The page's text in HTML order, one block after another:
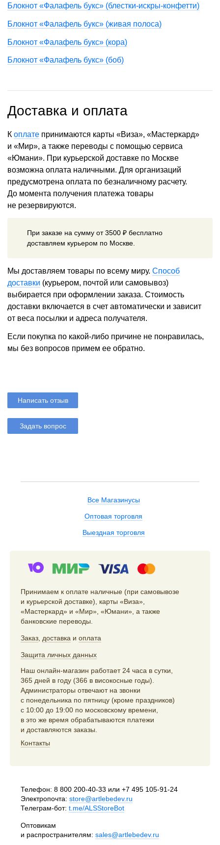
Блокнот «Фалафель букс» (блестки-искры-конфетти)
Блокнот «Фалафель букс» (живая полоса)
Блокнот «Фалафель букс» (кора)
Блокнот «Фалафель букс» (боб)
Доставка и оплата
К оплате принимаются карты «Виза», «Мастеркард»
и «Мир», а также переводы с помощью сервиса
«Юмани». При курьерской доставке по Москве
возможна оплата наличными. Для организаций
предусмотрена оплата по безналичному расчету.
До момента получения платежа товары
не резервируются.
При заказе на сумму от 3500 ₽ бесплатно
доставляем курьером по Москве.
Мы доставляем товары по всему миру. Способ
доставки (курьером, почтой или самовывоз)
выбирается при оформлении заказа. Стоимость
доставки включается в счет автоматически и зависит
от веса посылки и адреса получателя.
Если покупка по какой-либо причине не понравилась,
мы без вопросов примем ее обратно.
Написать отзыв
Задать вопрос
Все Магазинусы
Оптовая торговля
Выездная торговля
Принимаем к оплате наличные (при самовывозе
и курьерской доставке), карты «Виза»,
«Мастеркард» и «Мир», «Юмани», а также
банковские переводы.
Заказ, доставка и оплата
Защита личных данных
Наш онлайн-магазин работает 24 часа в сутки,
365 дней в году (366 в високосные годы).
Администраторы отвечают на звонки
с понедельника по пятницу (кроме праздников)
с 10:00 до 19:00 по московскому времени,
в это же время обрабатываются платежи
и доставляются заказы.
Контакты
Телефон: 8 800 200-40-33 или +7 495 105-91-24
Электропочта: store@artlebedev.ru
Телеграм-бот: t.me/ALSStoreBot
Оптовикам
и распространителям: sales@artlebedev.ru